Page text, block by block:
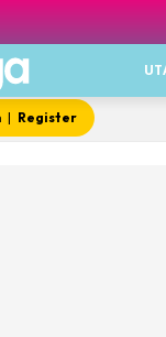
| Register